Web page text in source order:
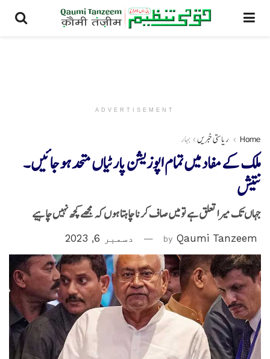
ADVERTISEMENT
Home ریاستی خبریں بہار
ملک کے مفاد میں تمام اپوزیشن پارٹیاں متحد ہوجائیں۔
نتیش
جہاں تک میرا تعلق ہے تو میں صاف کرنا چاہتا ہوں کہ مجھے کچھ نہیں چاہیے
by Qaumi Tanzeem دسمبر 6, 2023